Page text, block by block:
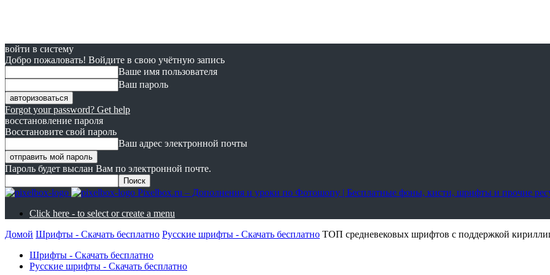
войти в систему
Добро пожаловать! Войдите в свою учётную запись
Ваше имя пользователя
Ваш пароль
Forgot your password? Get help
восстановление пароля
Восстановите свой пароль
Ваш адрес электронной почты
Пароль будет выслан Вам по электронной почте.
Pixelbox.ru – Дополнения и уроки по Фотошопу | Бесплатные фоны, кисти, шрифты и прочие
Click here - to select or create a menu
Домой Шрифты - Скачать бесплатно Русские шрифты - Скачать бесплатно ТОП средневековых шрифтов с поддержкой
Шрифты - Скачать бесплатно
Русские шрифты - Скачать бесплатно